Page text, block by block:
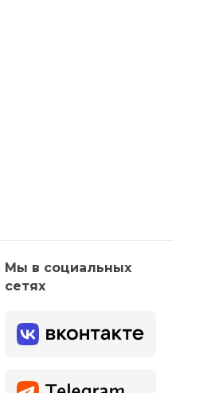
Мы в социальных
сетях